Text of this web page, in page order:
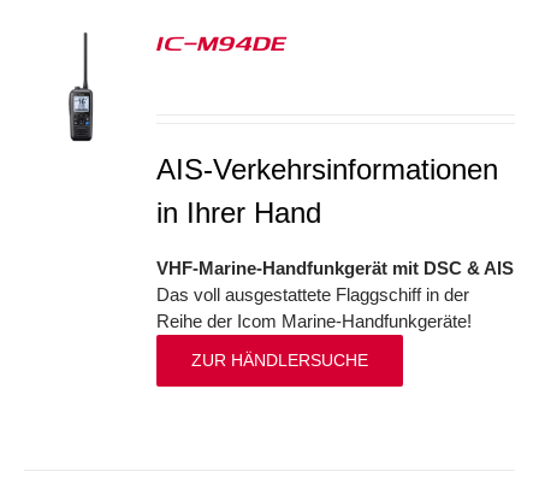
IC-M94DE
AIS-Verkehrsinformationen
in Ihrer Hand
VHF-Marine-Handfunkgerät mit DSC & AIS
Das voll ausgestattete Flaggschiff in der
Reihe der Icom Marine-Handfunkgeräte!
ZUR HÄNDLERSUCHE